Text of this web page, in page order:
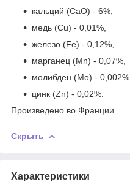
кальций (СаО) - 6%,
медь (Cu) - 0,01%,
железо (Fe) - 0,12%,
марганец (Mn) - 0,07%,
молибден (Mo) - 0,002%,
цинк (Zn) - 0,02%.
Произведено во Франции.
Скрыть
Характеристики